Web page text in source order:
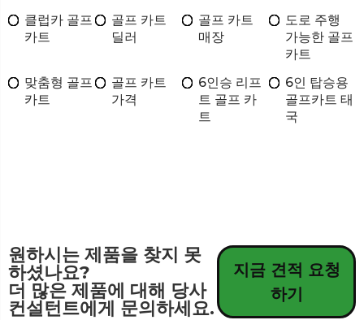
클럽카 골프
카트
골프 카트
딜러
골프 카트
매장
도로 주행
가능한 골프
카트
맞춤형 골프
카트
골프 카트
가격
6인승 리프
트 골프 카
트
6인 탑승용
골프카트 태
국
원하시는 제품을 찾지 못
하셨나요?
더 많은 제품에 대해 당사
컨설턴트에게 문의하세요.
지금 견적 요청
하기